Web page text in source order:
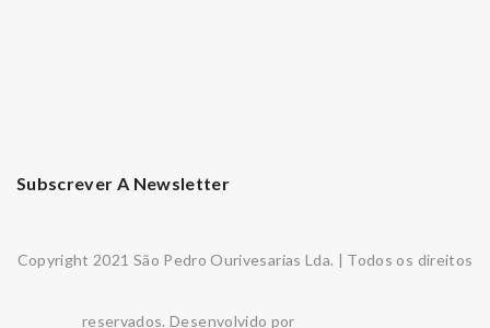
Subscrever A Newsletter
Copyright 2021 São Pedro Ourivesarias Lda. | Todos os direitos
reservados. Desenvolvido por